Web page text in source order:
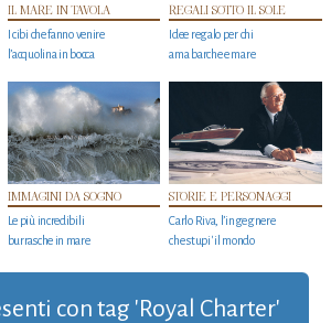
IL MARE IN TAVOLA
I cibi che fanno venire
l’acquolina in bocca
REGALI SOTTO IL SOLE
Idee regalo per chi
ama barche e mare
IMMAGINI DA SOGNO
Le più incredibili
burrasche in mare
STORIE E PERSONAGGI
Carlo Riva, l’ingegnere
che stupi' il mondo
con tag 'Royal Charter'